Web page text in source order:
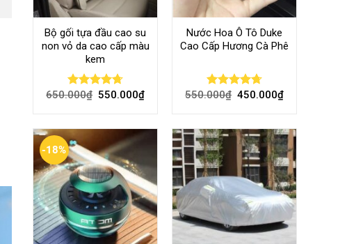
Bộ gối tựa đầu cao su
non vỏ da cao cấp màu
kem
Rated4.70
650.000₫ 550.000₫
Nước Hoa Ô Tô Duke
Cao Cấp Hương Cà Phê
Rated4.70
550.000₫ 450.000₫
-18%